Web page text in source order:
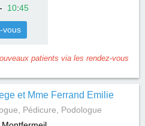
10:45
vous
patients via les rendez-vous
et Mme Ferrand Emilie
Pédicure, Podologue